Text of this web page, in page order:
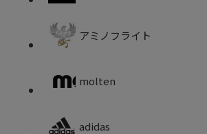
アミノフライト
molten
adidas